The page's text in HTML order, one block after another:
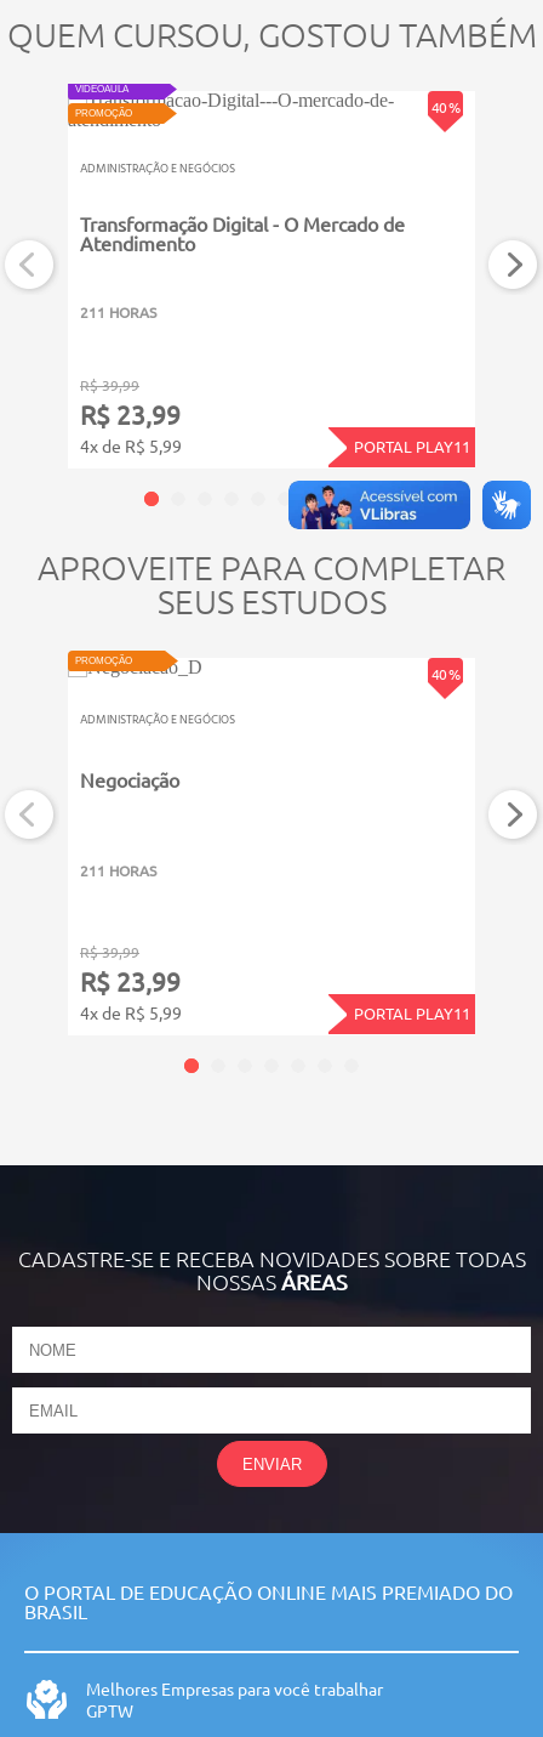
QUEM CURSOU, GOSTOU TAMBÉM
40 %
VIDEOAULA
PROMOÇÃO
ADMINISTRAÇÃO E NEGÓCIOS
Transformação Digital - O Mercado de
Atendimento
211 HORAS
R$ 39,99
R$ 23,99
4x de R$ 5,99 PORTAL PLAY11
APROVEITE PARA COMPLETAR
SEUS ESTUDOS
40 %
PROMOÇÃO
ADMINISTRAÇÃO E NEGÓCIOS
Negociação
211 HORAS
R$ 39,99
R$ 23,99
4x de R$ 5,99 PORTAL PLAY11
CADASTRE-SE E RECEBA NOVIDADES SOBRE TODAS
NOSSAS ÁREAS
ENVIAR
O PORTAL DE EDUCAÇÃO ONLINE MAIS PREMIADO DO
BRASIL
Melhores Empresas para você trabalhar
GPTW